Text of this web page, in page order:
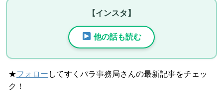
【インスタ】
他の話も読む
★フォロー してすくパラ事務局さんの最新記事をチェッ
ク！